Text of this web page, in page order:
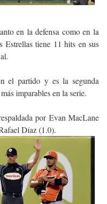
en la defensa como en la
Estrellas tiene 11 hits en sus
el partido y es la segunda
imparables en la serie.
por Evan MacLane
Díaz (1.0).